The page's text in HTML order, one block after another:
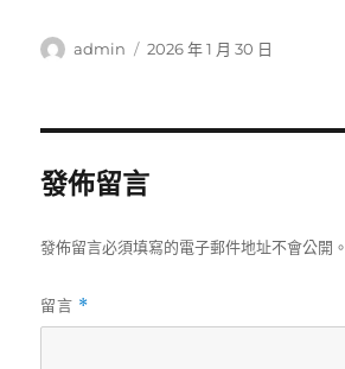
作
admin
發
2026 年 1 月 30 日
發佈留言
發佈留言必須填寫的電子郵件地址不會公開。
留言 *